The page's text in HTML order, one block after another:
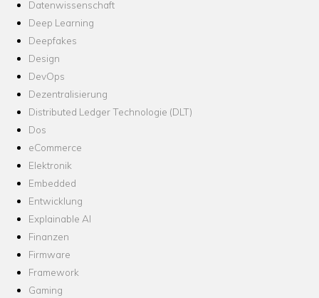
Datenwissenschaft
Deep Learning
Deepfakes
Design
DevOps
Dezentralisierung
Distributed Ledger Technologie (DLT)
Dos
eCommerce
Elektronik
Embedded
Entwicklung
Explainable AI
Finanzen
Firmware
Framework
Gaming